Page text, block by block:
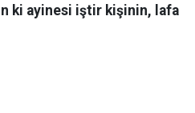
ki ayinesi iştir kişinin, lafa